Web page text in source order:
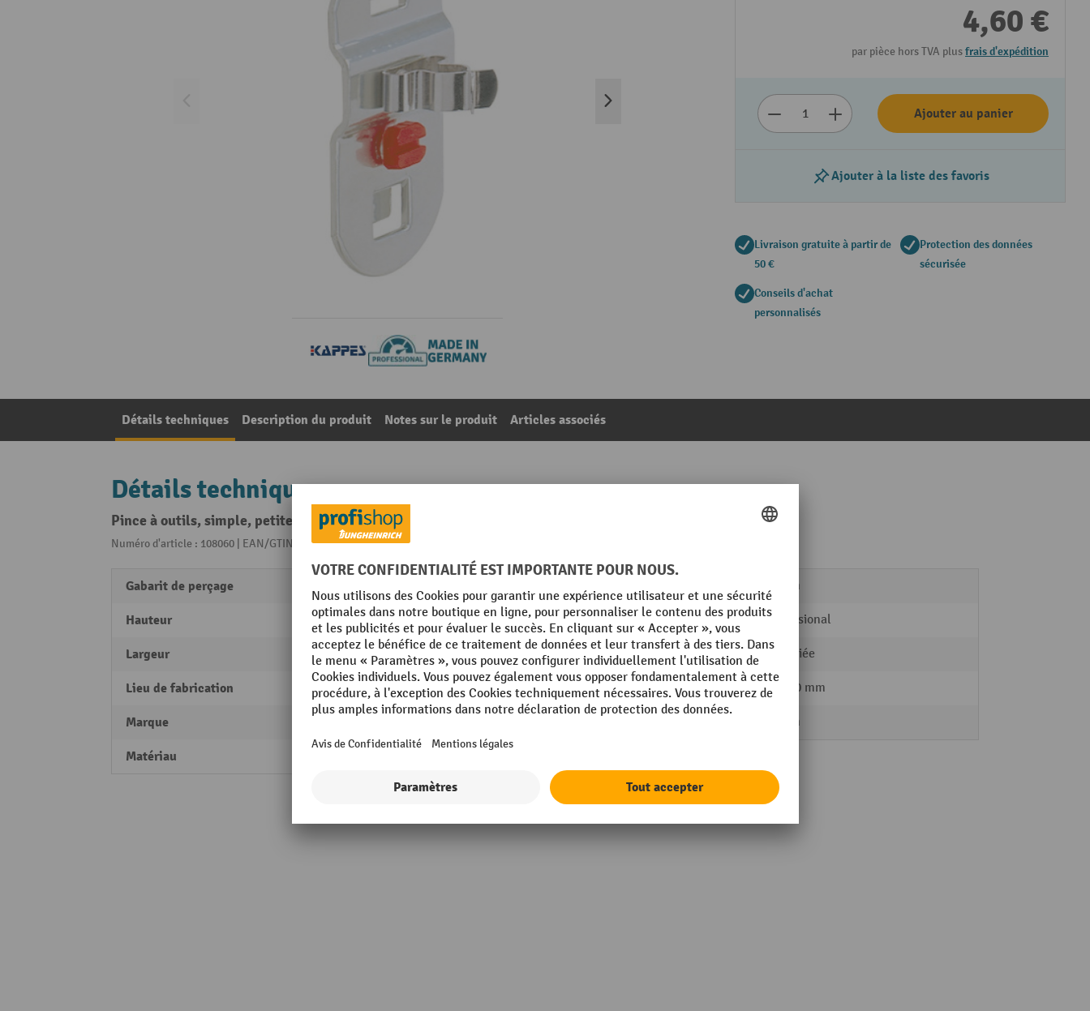
4,60 €
par pièce hors TVA plusfrais d'expédition
Ajouter au panier
Ajouter à la liste des favoris
Livraison gratuite à partir de
50 €
Protection des données
sécurisée
Conseils d'achat
personnalisés
Détails techniques Description du produit Notes sur le produit Articles associés
Détails techniques
Pince à outils, simple, petite plaque, Ø 16 mm
Numéro d'article : 108060 | EAN/GTIN: 4251142205907De la catégorie :
Gabarit de perçage
Hauteur 150 mm
Largeur 120 mm
Lieu de fabrication Made in Germany
Marque
Matériau
Profondeur 55 mm
Rubrique Professional
Surface plastifiée
Taille du trou 10 x 10 mm
28 mm